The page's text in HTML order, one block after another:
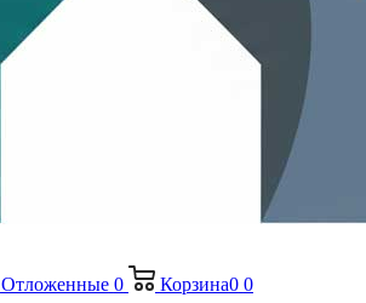
Отложенные 0 Корзина0 0